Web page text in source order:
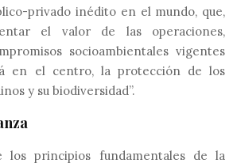
privado inédito en el mundo, que,
el valor de las operaciones,
socioambientales vigentes
en el centro, la protección de los
y su biodiversidad”.
los principios fundamentales de la